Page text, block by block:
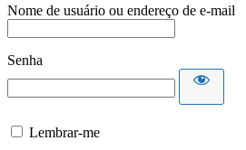
Nome de usuário ou endereço de e-mail
Senha
Lembrar-me